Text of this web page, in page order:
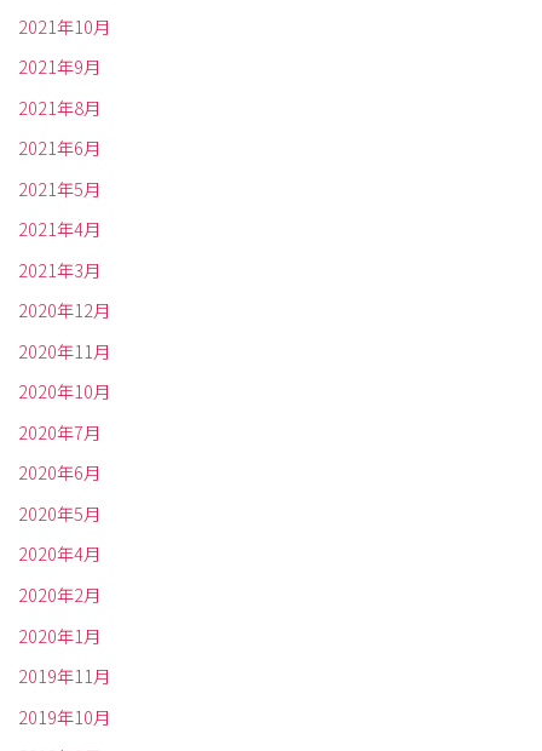
2021年10月
2021年9月
2021年8月
2021年6月
2021年5月
2021年4月
2021年3月
2020年12月
2020年11月
2020年10月
2020年7月
2020年6月
2020年5月
2020年4月
2020年2月
2020年1月
2019年11月
2019年10月